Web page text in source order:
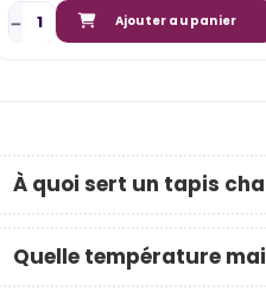
Ajouter au panier
À quoi sert un tapis
Quelle température